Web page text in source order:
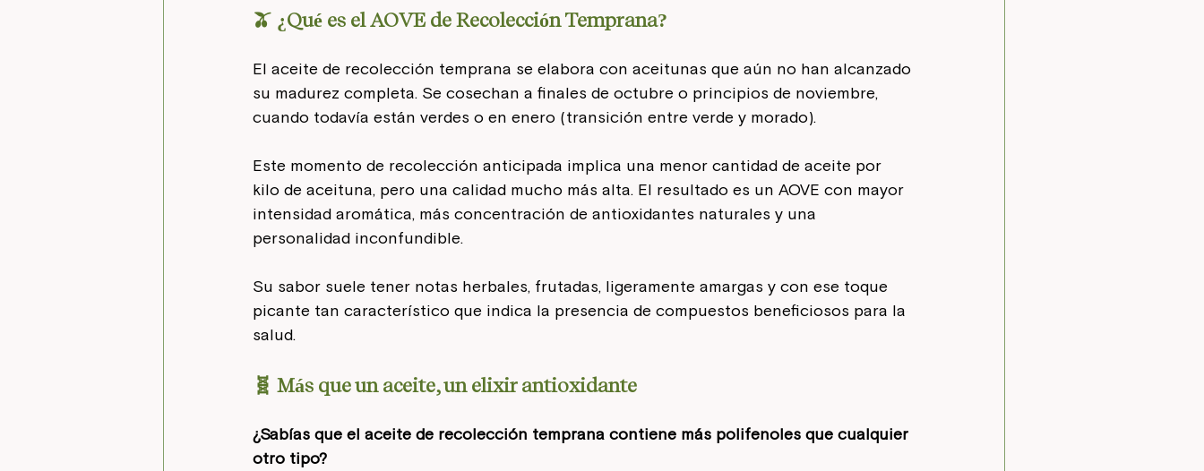
🫒 ¿Qué es el AOVE de Recolección Temprana?
El aceite de recolección temprana se elabora con aceitunas que aún no han alcanzado
su madurez completa. Se cosechan a finales de octubre o principios de noviembre,
cuando todavía están verdes o en enero (transición entre verde y morado).
Este momento de recolección anticipada implica una menor cantidad de aceite por
kilo de aceituna, pero una calidad mucho más alta. El resultado es un AOVE con mayor
intensidad aromática, más concentración de antioxidantes naturales y una
personalidad inconfundible.
Su sabor suele tener notas herbales, frutadas, ligeramente amargas y con ese toque
picante tan característico que indica la presencia de compuestos beneficiosos para la
salud.
🧬 Más que un aceite, un elixir antioxidante
¿Sabías que el aceite de recolección temprana contiene más polifenoles que cualquier
otro tipo?